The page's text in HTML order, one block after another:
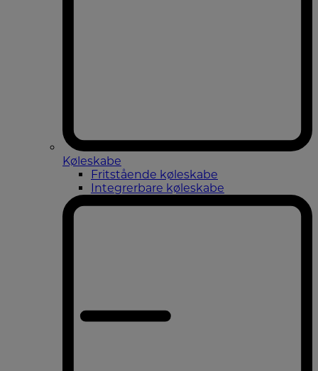
Køleskabe
Fritstående køleskabe
Integrerbare køleskabe